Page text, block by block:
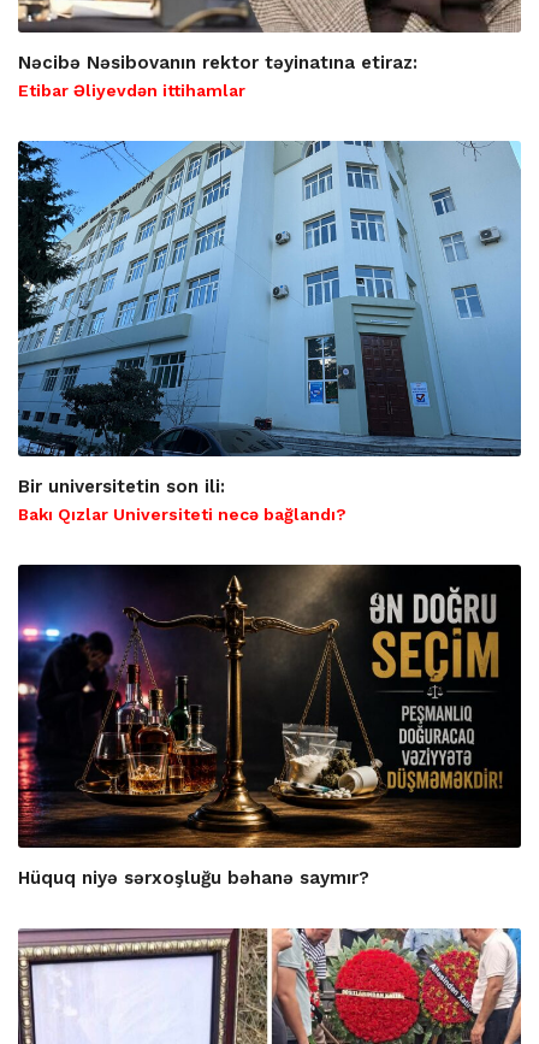
Nəcibə Nəsibovanın rektor təyinatına etiraz:
Etibar Əliyevdən ittihamlar
Bir universitetin son ili:
Bakı Qızlar Universiteti necə bağlandı?
Hüquq niyə sərxoşluğu bəhanə saymır?